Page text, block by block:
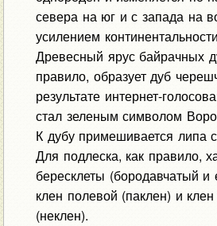
севера на юг и с запада на
усилением
Древесный ярус байрачных
правило, образует дуб
результате интернет-
стал зеленым символом
К дубу примешивается липа
Для подлеска, как правило,
бересклеты (бородавчатый и
клен полевой (паклен) и клен
(неклен).